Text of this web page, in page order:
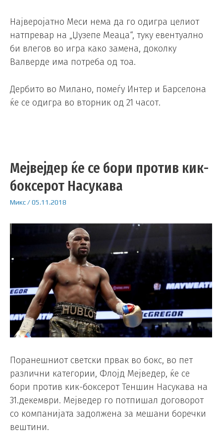
Најверојатно Меси нема да го одигра целиот
натпревар на „Џузепе Меаца“, туку евентуално
би влегов во игра како замена, доколку
Валверде има потреба од тоа.
Дербито во Милано, помеѓу Интер и Барселона
ќе се одигра во вторник од 21 часот.
Мејвејдер ќе се бори против кик-
боксерот Насукава
Микс/05.11.2018
Поранешниот светски првак во бокс, во пет
различни категории, Флојд Мејведер, ќе се
бори против кик-боксерот Теншин Насукава на
31.декември. Мејведер го потпишал договорот
со компанијата задолжена за мешани боречки
вештини.